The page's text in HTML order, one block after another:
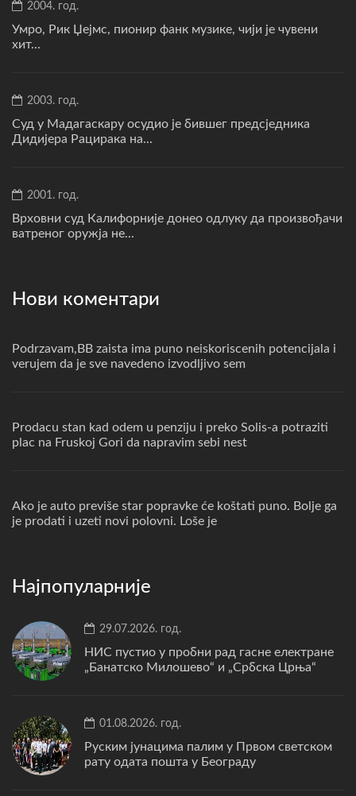
2004. год.
Умро, Рик Џејмс, пионир фанк музике, чији је чувени
хит...
2003. год.
Суд у Мадагаскару осудио је бившег предсједника
Дидијера Рацирака на...
2001. год.
Врховни суд Калифорније донео одлуку да произвођачи
ватреног оружја не...
Нови коментари
Podrzavam,BB zaista ima puno neiskoriscenih potencijala i
verujem da je sve navedeno izvodljivo sem
Prodacu stan kad odem u penziju i preko Solis-a potraziti
plac na Fruskoj Gori da napravim sebi nest
Ako je auto previše star popravke će koštati puno. Bolje ga
je prodati i uzeti novi polovni. Loše je
Најпопуларније
29.07.2026. год.
НИС пустио у пробни рад гасне електране
„Банатско Милошево“ и „Србска Црња“
01.08.2026. год.
Руским јунацима палим у Првом светском
рату одата пошта у Београду